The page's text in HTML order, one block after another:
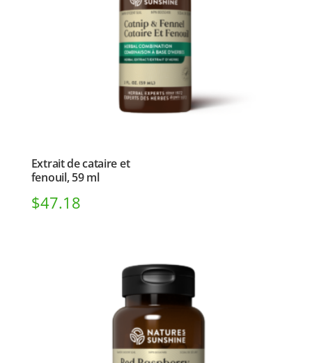
Extrait de cataire et
fenouil, 59 ml
$47.18